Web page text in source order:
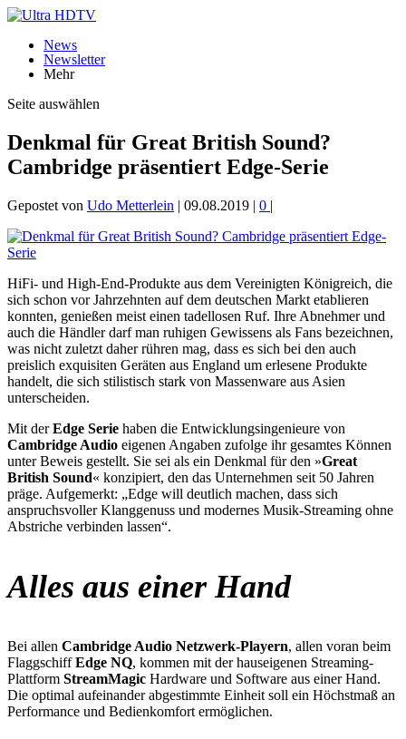
News
Newsletter
Mehr
Seite auswählen
Denkmal für Great British Sound?
Cambridge präsentiert Edge-Serie
Gepostet von Udo Metterlein | 09.08.2019 | 0 |
HiFi- und High-End-Produkte aus dem Vereinigten Königreich, die
sich schon vor Jahrzehnten auf dem deutschen Markt etablieren
konnten, genießen meist einen tadellosen Ruf. Ihre Abnehmer und
auch die Händler darf man ruhigen Gewissens als Fans bezeichnen,
was nicht zuletzt daher rühren mag, dass es sich bei den auch
preislich exquisiten Geräten aus England um erlesene Produkte
handelt, die sich stilistisch stark von Massenware aus Asien
unterscheiden.
Mit derEdge Serie haben die Entwicklungsingenieure von
Cambridge Audio eigenen Angaben zufolge ihr gesamtes Können
unter Beweis gestellt. Sie sei als ein Denkmal für den »Great
British Sound« konzipiert, den das Unternehmen seit 50 Jahren
präge. Aufgemerkt: „Edge will deutlich machen, dass sich
anspruchsvoller Klanggenuss und modernes Musik-Streaming ohne
Abstriche verbinden lassen“.
Alles aus einer Hand
Bei allen Cambridge Audio Netzwerk-Playern, allen voran beim
FlaggschiffEdge NQ, kommen mit der hauseigenen Streaming-
Plattform StreamMagic Hardware und Software aus einer Hand.
Die optimal aufeinander abgestimmte Einheit soll ein Höchstmaß an
Performance und Bedienkomfort ermöglichen.